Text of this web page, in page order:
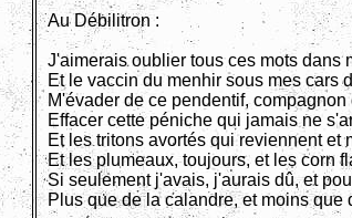
Au Débilitron :
J'aimerais oublier tous ces mots dans
Et le vaccin du menhir sous mes cars
M'évader de ce pendentif, compagnon
Effacer cette péniche qui jamais ne
Et les tritons avortés qui reviennent et
Et les plumeaux, toujours, et les corn
Si seulement j'avais, j'aurais dû, et
Plus que de la calandre, et moins